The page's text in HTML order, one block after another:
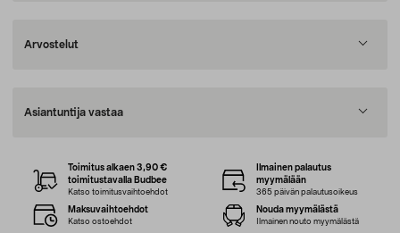
Arvostelut
Asiantuntija vastaa
Toimitus alkaen 3,90 €
toimitustavalla Budbee
Katso toimitusvaihtoehdot
Ilmainen palautus
myymälään
365 päivän palautusoikeus
Maksuvaihtoehdot
Katso ostoehdot
Nouda myymälästä
Ilmainen nouto myymälästä